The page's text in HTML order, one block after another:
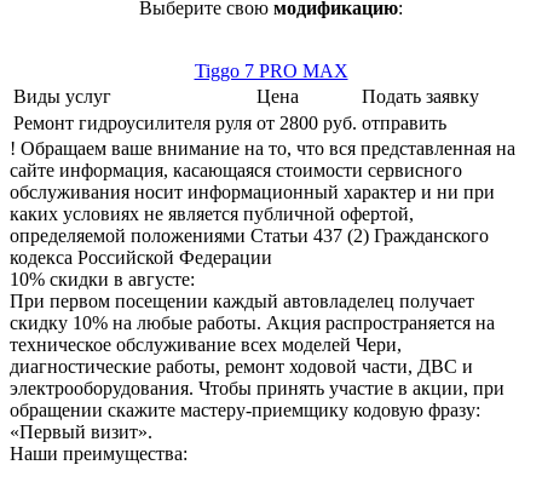
Выберите свою модификацию:
Tiggo 7 PRO MAX
Виды услуг
Цена
Подать заявку
Ремонт гидроусилителя руля от 2800 руб. отправить
! Обращаем ваше внимание на то, что вся представленная на
сайте информация, касающаяся стоимости сервисного
обслуживания носит информационный характер и ни при
каких условиях не является публичной офертой,
определяемой положениями Статьи 437 (2) Гражданского
кодекса Российской Федерации
10% скидки в августе:
При первом посещении каждый автовладелец получает
скидку 10% на любые работы. Акция распространяется на
техническое обслуживание всех моделей Чери,
диагностические работы, ремонт ходовой части, ДВС и
электрооборудования. Чтобы принять участие в акции, при
обращении скажите мастеру-приемщику кодовую фразу:
«Первый визит».
Наши преимущества: